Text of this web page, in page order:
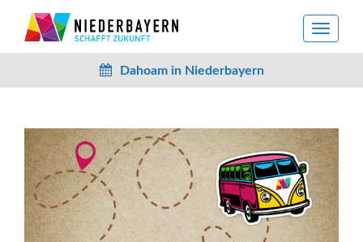
toggle
Dahoam in Niederbayern